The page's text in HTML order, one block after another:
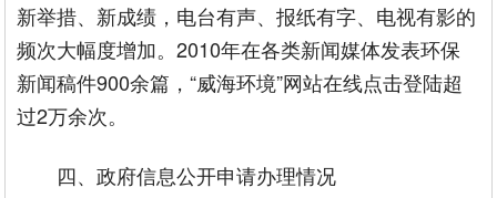
新举措、新成绩，电台有声、报纸有字、电视有影的
频次大幅度增加。2010年在各类新闻媒体发表环保
新闻稿件900余篇，“威海环境”网站在线点击登陆超
过2万余次。
四、政府信息公开申请办理情况